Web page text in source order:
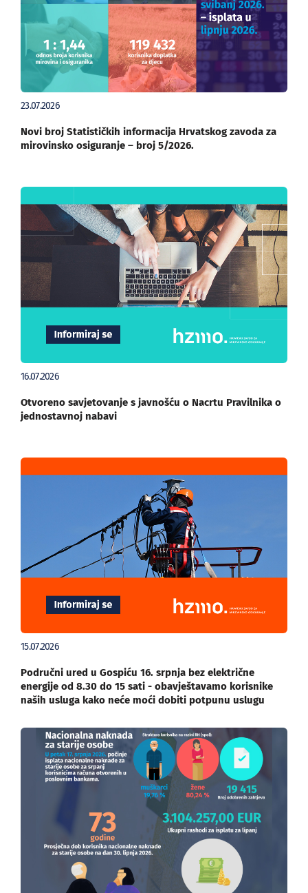
23.07.2026
Novi broj Statističkih informacija Hrvatskog zavoda za
mirovinsko osiguranje – broj 5/2026.
16.07.2026
Otvoreno savjetovanje s javnošću o Nacrtu Pravilnika o
jednostavnoj nabavi
15.07.2026
Područni ured u Gospiću 16. srpnja bez električne
energije od 8.30 do 15 sati - obavještavamo korisnike
naših usluga kako neće moći dobiti potpunu uslugu